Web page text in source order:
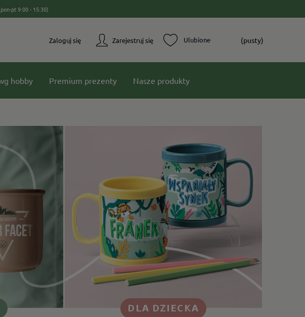
pt 9:00 - 15:30)
Zarejestruj się
Zaloguj się (pusty)
hobby Premium prezenty Nasze produkty